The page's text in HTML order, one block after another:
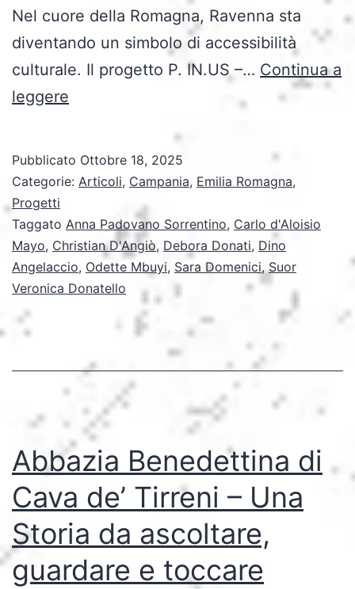
Nel cuore della Romagna, Ravenna sta
diventando un simbolo di accessibilità
culturale. Il progetto P. IN.US –… Continua a
leggere
viaggio
Inclusione,
Cultura
e
Pubblicato Ottobre 18, 2025
Categorie: Articoli, Campania, Emilia Romagna,
Progetti
Taggato Anna Padovano Sorrentino, Carlo d'Aloisio
Mayo, Christian D'Angiò, Debora Donati, Dino
Angelaccio, Odette Mbuyi, Sara Domenici,Suor
Veronica Donatello
Abbazia Benedettina di
Cava de’ Tirreni – Una
Storia da ascoltare,
guardare e toccare